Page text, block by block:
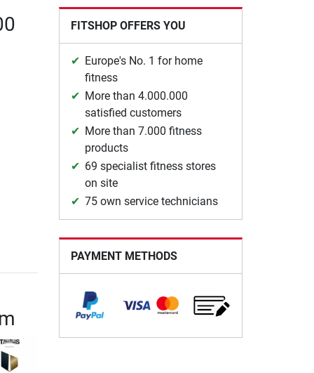
FITSHOP OFFERS YOU
Europe's No. 1 for home
fitness
More than 4.000.000
satisfied customers
More than 7.000 fitness
products
69 specialist fitness stores
on site
75 own service technicians
PAYMENT METHODS